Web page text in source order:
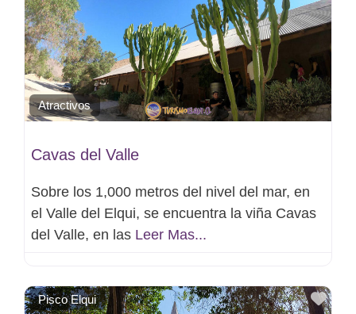
Atractivos
Cavas del Valle
Sobre los 1,000 metros del nivel del mar, en
el Valle del Elqui, se encuentra la viña Cavas
del Valle, en las Leer Mas...
Pisco Elqui